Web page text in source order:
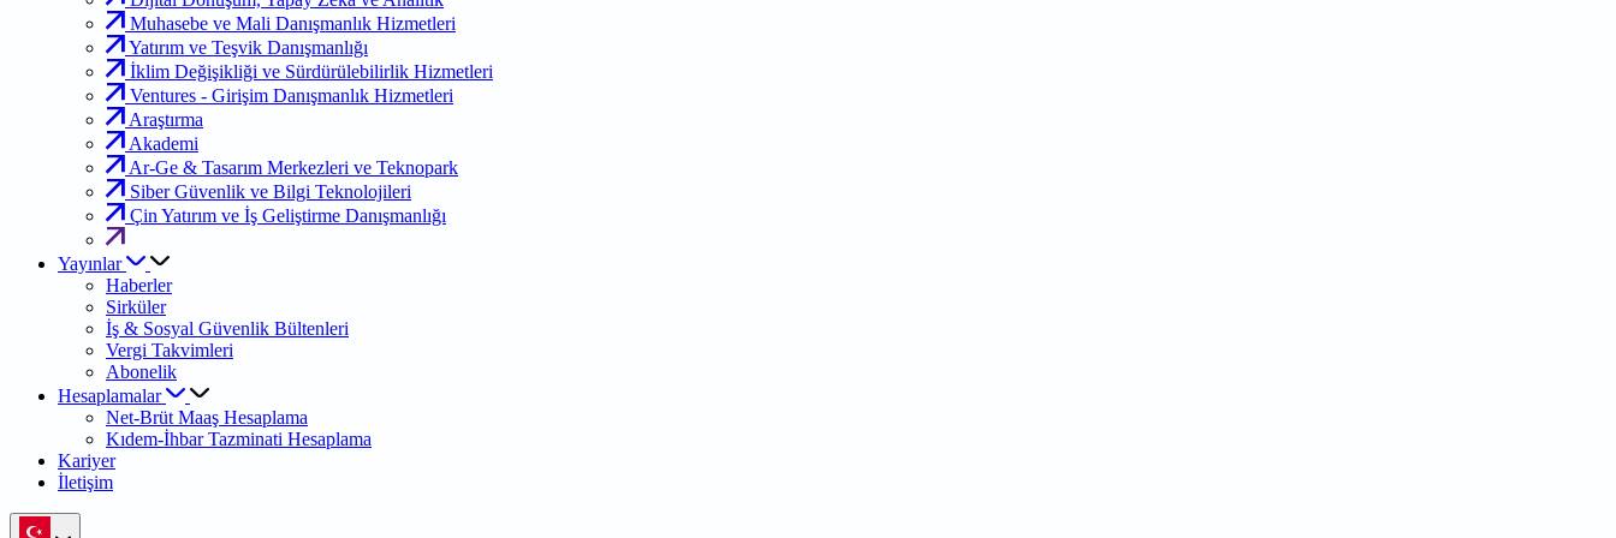
Muhasebe ve Mali Danışmanlık Hizmetleri
Yatırım ve Teşvik Danışmanlığı
İklim Değişikliği ve Sürdürülebilirlik Hizmetleri
Ventures - Girişim Danışmanlık Hizmetleri
Araştırma
Akademi
Ar-Ge & Tasarım Merkezleri ve Teknopark
Siber Güvenlik ve Bilgi Teknolojileri
Çin Yatırım ve İş Geliştirme Danışmanlığı
Yayınlar
Haberler
Sirküler
İş & Sosyal Güvenlik Bültenleri
Vergi Takvimleri
Abonelik
Hesaplamalar
Net-Brüt Maaş Hesaplama
Kıdem-İhbar Tazminati Hesaplama
Kariyer
İletişim